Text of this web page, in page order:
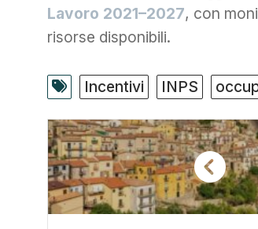
Lavoro 2021–2027, con
risorse disponibili.
Incentivi INPS